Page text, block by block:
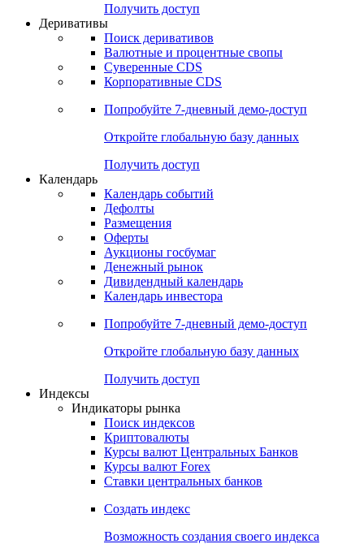
Получить доступ
Деривативы
Поиск деривативов
Валютные и процентные свопы
Суверенные CDS
Корпоративные CDS
Попробуйте 7-дневный демо-доступ
Откройте глобальную базу данных
Получить доступ
Календарь
Календарь событий
Дефолты
Размещения
Оферты
Аукционы госбумаг
Денежный рынок
Дивидендный календарь
Календарь инвестора
Попробуйте 7-дневный демо-доступ
Откройте глобальную базу данных
Получить доступ
Индексы
Индикаторы рынка
Поиск индексов
Криптовалюты
Курсы валют Центральных Банков
Курсы валют Forex
Ставки центральных банков
Создать индекс
Возможность создания своего индекса